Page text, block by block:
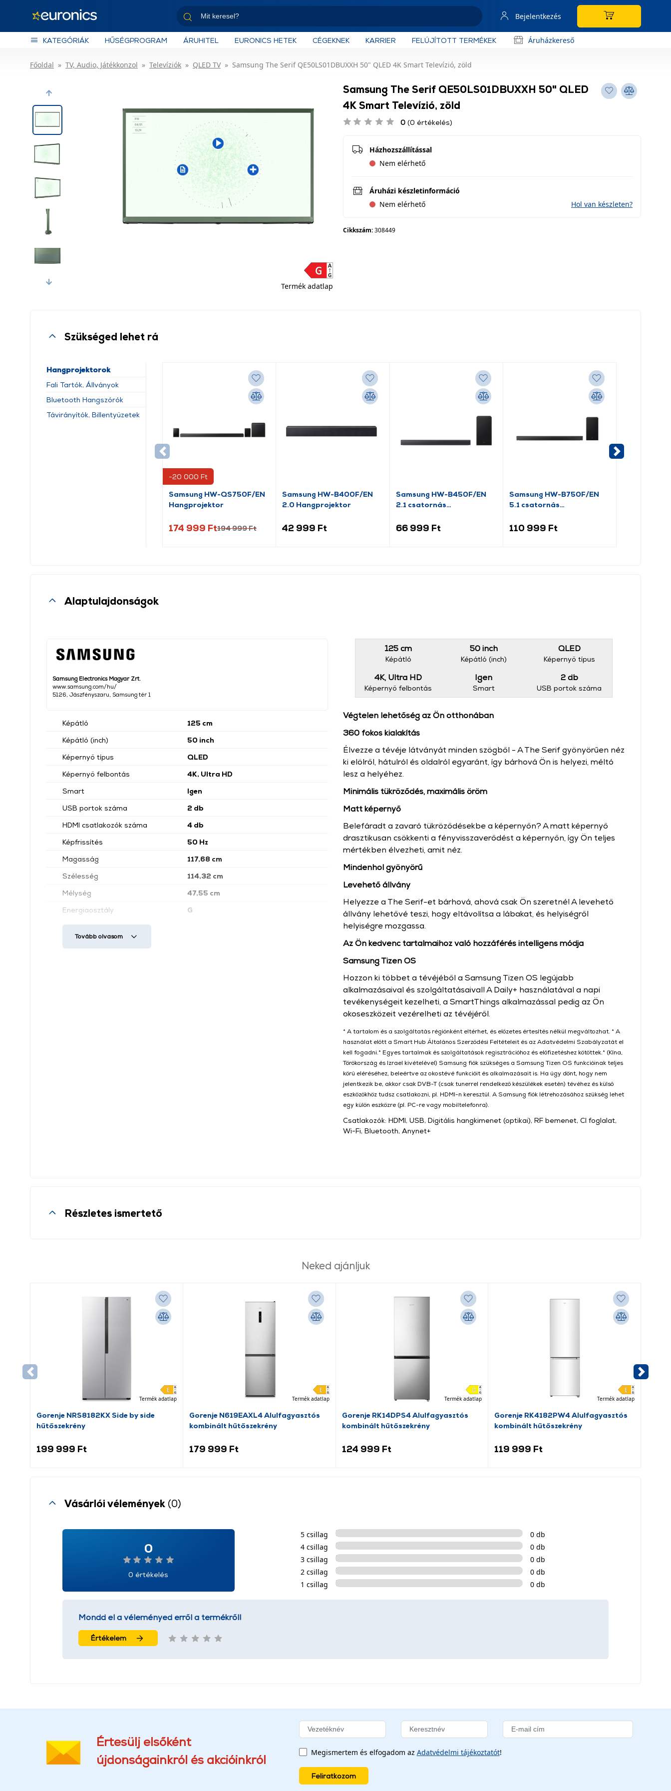
Bejelentkezés
KATEGÓRIÁK HŰSÉGPROGRAM ÁRUHITEL EURONICS HETEK CÉGEKNEK KARRIER FELÚJÍTOTT TERMÉKEK Áruházkereső
Főoldal TV, Audio, Játékkonzol Televíziók QLED TV Samsung The Serif QE50LS01DBUXXH 50" QLED 4K Smart Televízió, zöld
Previous
Next Termék adatlap
Samsung The Serif QE50LS01DBUXXH 50" QLED
4K Smart Televízió, zöld
0 (0 értékelés)
Házhozszállítással
Nem elérhető
Áruházi készletinformáció
Nem elérhető
Hol van készleten?
Cikkszám:308449
Szükséged lehet rá
Hangprojektorok
Fali Tartók, Állványok
Bluetooth Hangszórók
Távirányítók, Billentyűzetek
-20 000 Ft
Samsung HW-QS750F/EN
Hangprojektor
174 999 Ft194 999 Ft
Samsung HW-B400F/EN
2.0 Hangprojektor
42 999 Ft
Samsung HW-B450F/EN
2.1 csatornás
66 999 Ft
Samsung HW-B750F/EN
5.1 csatornás
mélynyomóval
110 999 Ft
Alaptulajdonságok
Samsung Electronics Magyar Zrt.
www.samsung.com/hu/
5126, Jászfényszaru, Samsung tér 1
Képátló
125 cm
Képátló (inch)
50 inch
Képernyő típus
QLED
Képernyő felbontás
4K, Ultra HD
Smart
Igen
USB portok száma
2 db
HDMI csatlakozók száma
4 db
Képfrissítés
50 Hz
Magasság
117,68 cm
Szélesség
114,32 cm
Mélység
47,55 cm
Energiaosztály
G
Nettó súly
Tovább olvasom
125 cm
Képátló
50 inch
Képátló (inch)
QLED
Képernyő típus
4K, Ultra HD
Képernyő felbontás
Igen
Smart
2 db
USB portok száma
Végtelen lehetőség az Ön otthonában
360 fokos kialakítás
Élvezze a tévéje látványát minden szögből - A The Serif gyönyörűen néz
ki elölről, hátulról és oldalról egyaránt, így bárhová Ön is helyezi, méltó
lesz a helyéhez.
Minimális tükröződés, maximális öröm
Matt képernyő
Belefáradt a zavaró tükröződésekbe a képernyőn? A matt képernyő
drasztikusan csökkenti a fényvisszaverődést a képernyőn, így Ön teljes
mértékben élvezheti, amit néz.
Mindenhol gyönyörű
Levehető állvány
Helyezze a The Serif-et bárhová, ahová csak Ön szeretné! A levehető
állvány lehetővé teszi, hogy eltávolítsa a lábakat, és helyiségről
helyiségre mozgassa.
Az Ön kedvenc tartalmaihoz való hozzáférés intelligens módja
Samsung Tizen OS
Hozzon ki többet a tévéjéből a Samsung Tizen OS legújabb
alkalmazásaival és szolgáltatásaival! A Daily+ használatával a napi
tevékenységeit kezelheti, a SmartThings alkalmazással pedig az Ön
okoseszközeit vezérelheti az tévéjéről.
* A tartalom és a szolgáltatás régiónként eltérhet, és előzetes értesítés nélkül megváltozhat. * A
használat előtt a Smart Hub Általános Szerződési Feltételeit és az Adatvédelmi Szabályzatát el
kell fogadni.* Egyes tartalmak és szolgáltatások regisztrációhoz és előfizetéshez kötöttek.* (Kína,
Törökország és Izrael kivételével) Samsung fiók szükséges a Samsung Tizen OS funkcióinak teljes
körű eléréséhez, beleértve az okostévé funkcióit és alkalmazásait is. Ha úgy dönt, hogy nem
jelentkezik be, akkor csak DVB-T (csak tunerrel rendelkező készülékek esetén) tévéhez és külső
eszközökhöz tudsz csatlakozni, pl. HDMI-n keresztül. A Samsung fiók létrehozásához szükség lehet
egy külön eszközre (pl. PC-re vagy mobiltelefonra).
Csatlakozók: HDMI, USB, Digitális hangkimenet (optikai), RF bemenet, CI foglalat,
Wi-Fi, Bluetooth, Anynet+
Részletes ismertető
Neked ajánljuk
Termék adatlap
Gorenje NRS8182KX Side by side
hűtőszekrény
199 999 Ft
Termék adatlap
Gorenje N619EAXL4 Alulfagyasztós
kombinált hűtőszekrény
179 999 Ft
Termék adatlap
Gorenje RK14DPS4 Alulfagyasztós
kombinált hűtőszekrény
124 999 Ft
Termék adatlap
Gorenje RK4182PW4 Alulfagyasztós
kombinált hűtőszekrény
119 999 Ft
Vásárlói vélemények (0)
0
0 értékelés
5 csillag
0 db
4 csillag
0 db
3 csillag
0 db
2 csillag
0 db
1 csillag
0 db
Mondd el a véleményed erről a termékről!
Értékelem
Értesülj elsőként
újdonságainkról és akcióinkról
Megismertem és elfogadom az Adatvédelmi tájékoztatót!
Feliratkozom